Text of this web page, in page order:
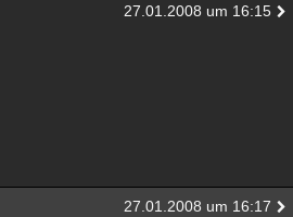
27.01.2008 um 16:15
27.01.2008 um 16:17